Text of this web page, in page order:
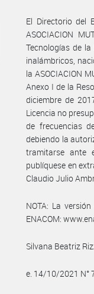
El Directorio del
ASOCIACION
Tecnologías de
inalámbricos,
la ASOCIACION
Anexo I de la
diciembre de
Licencia no
de frecuencias
debiendo la
tramitarse ante
publíquese en
Claudio Julio
NOTA: La
ENACOM:
Silvana Beatriz
e. 14/10/2021 N°